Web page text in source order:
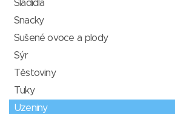
Sladidla
Snacky
Sušené ovoce a plody
Sýr
Těstoviny
Tuky
Uzeniny